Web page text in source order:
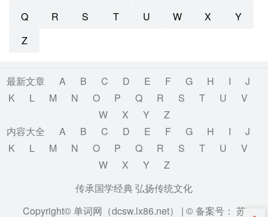
Q
R S T U W X
Y
Z
最新文章 A B C D E F G H I
J
K
L M N O P Q R S T U
V
W
X Y
Z
内容大全
A B C D E F G H I
J
K
L M N O P Q R S T U
V
W
X Y
Z
传承国学经典 弘扬传统文化
Copyright© 单词网（dcsw.lx86.net） | © 备案号： 苏